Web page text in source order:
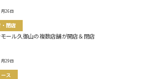
26日
閉店
ール久御山の複数店舗が開店＆閉店
29日
ス